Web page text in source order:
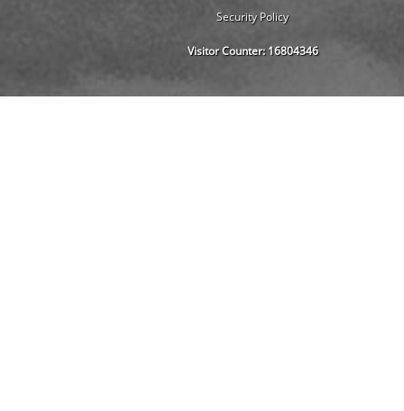
Security Policy
Visitor Counter:16804346